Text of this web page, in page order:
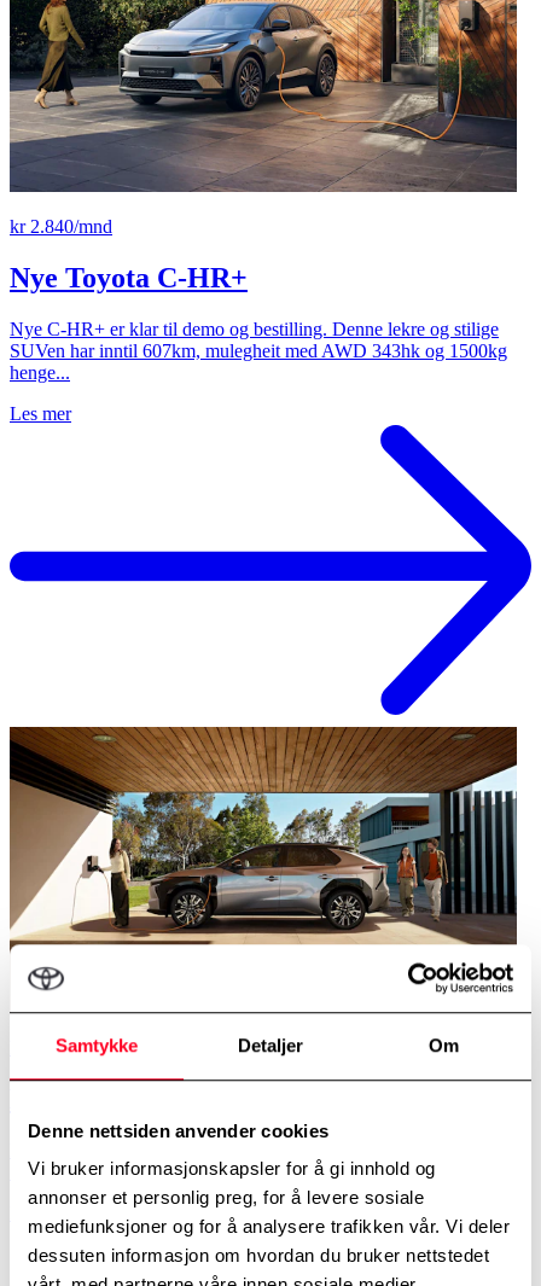
Samtykke Detaljer Om
Denne nettsiden anvender cookies
Vi bruker informasjonskapsler for å gi innhold og
annonser et personlig preg, for å levere sosiale
mediefunksjoner og for å analysere trafikken vår. Vi deler
dessuten informasjon om hvordan du bruker nettstedet
kr 2.840/mnd
Nye Toyota C-HR+
Nye C-HR+ er klar til demo og bestilling. Denne lekre og stilige
SUVen har inntil 607km, mulegheit med AWD 343hk og 1500kg
henge...
Les mer
kr 3.450/mnd
120.000 startleige. Rekkevidde inntil 569km - 1500kg hengervekt...